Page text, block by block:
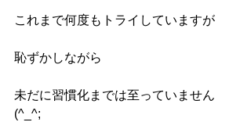
これまで何度もトライしていますが
恥ずかしながら
未だに習慣化までは至っていません
(^_^;